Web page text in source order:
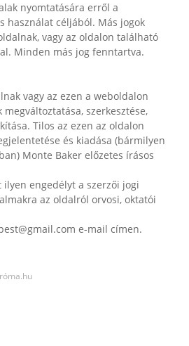
nyomtatására erről a
használat céljából. Más jogok
vagy az oldalon található
Minden más jog fenntartva.
vagy az ezen a weboldalon
szerkesztése,
Tilos az ezen az oldalon
és kiadása (bármilyen
Monte Baker előzetes írásos
engedélyt a szerzői jogi
az oldalról orvosi, oktatói
e-mail címen.